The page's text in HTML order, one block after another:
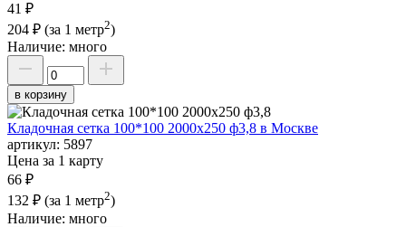
41 ₽
204 ₽ (за 1 метр2)
Наличие: много
в корзину
Кладочная сетка 100*100 2000х250 ф3,8 в Москве
артикул: 5897
Цена за 1 карту
66 ₽
132 ₽ (за 1 метр2)
Наличие: много